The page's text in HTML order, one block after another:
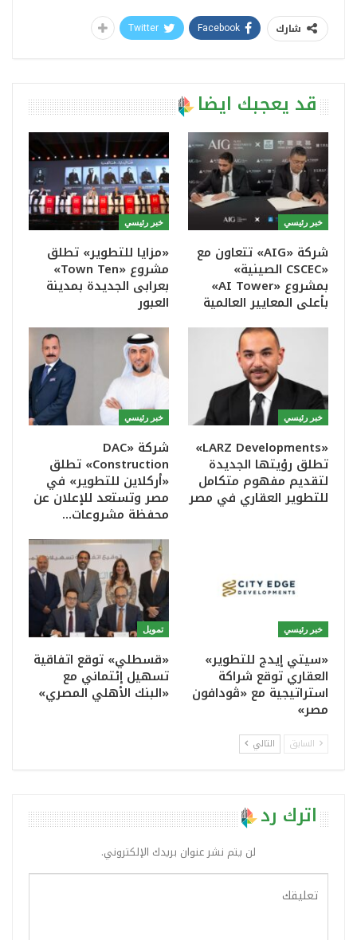
شارك Facebook
Twitter
قد يعجبك ايضا
خبر رئيسي
شركة «AIG» تتعاون مع
«CSCEC الصينية»
بمشروع «AI Tower»
بأعلى المعايير العالمية
خبر رئيسي
«مزايا للتطوير» تطلق
مشروع «Town Ten»
بعرابى الجديدة بمدينة
العبور
خبر رئيسي
«LARZ Developments»
تطلق رؤيتها الجديدة
لتقديم مفهوم متكامل
للتطوير العقاري في مصر
خبر رئيسي
شركة «DAC
Construction» تطلق
«أركلاين للتطوير» في
مصر وتستعد للإعلان عن
محفظة مشروعات…
خبر رئيسي
«سيتي إيدج للتطوير»
العقاري توقع شراكة
استراتيجية مع «ڤودافون
مصر»
تمويل
«قسطلي» توقع اتفاقية
تسهيل إئتماني مع
«البنك الأهلي المصري»
السابق التالي
اترك رد
لن يتم نشر عنوان بريدك الإلكتروني.